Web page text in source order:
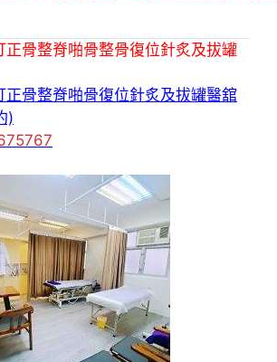
正骨整脊啪骨整骨復位針炙及拔罐
正骨整脊啪骨復位針炙及拔罐醫舘
)